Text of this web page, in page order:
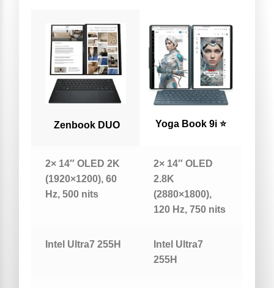
Zenbook DUO Yoga Book 9i ⭐
2× 14″ OLED 2K
(1920×1200), 60
Hz, 500 nits
2× 14″ OLED
2.8K
(2880×1800),
120 Hz, 750 nits
Intel Ultra7 255H
Intel Ultra7
255H